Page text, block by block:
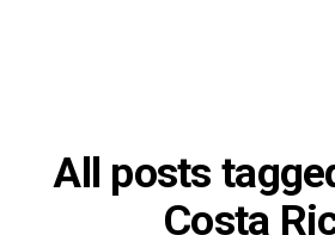
All posts
Costa